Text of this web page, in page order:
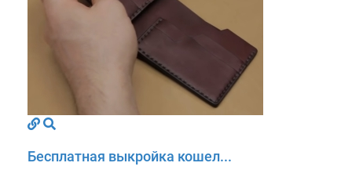
Бесплатная выкройка кошел...